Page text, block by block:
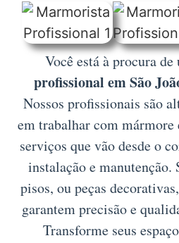
Você está à procura de
profissional em São
Nossos profissionais são
em trabalhar com
serviços que vão desde o
instalação e manutenção.
pisos, ou peças
garantem precisão e
Transforme seus